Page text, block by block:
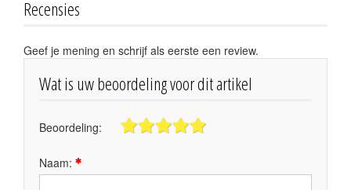
Recensies
Geef je mening en schrijf als eerste een review.
Wat is uw beoordeling voor dit artikel
Beoordeling:
Naam: